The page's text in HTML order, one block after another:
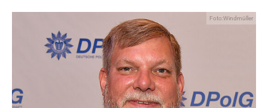
Foto:Windmüller